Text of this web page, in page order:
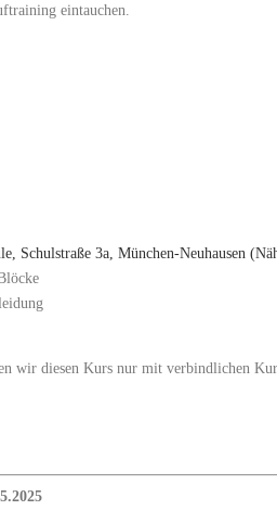
eintauchen.
Schulstraße 3a, München-Neuhausen
wir diesen Kurs nur mit verbindlichen